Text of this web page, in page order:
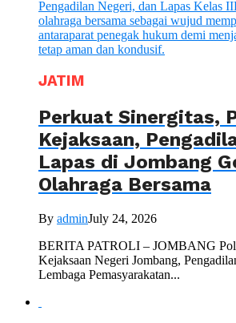
JATIM
Perkuat Sinergitas,
Kejaksaan,
Lapas di Jombang
Olahraga Bersama
By adminJuly 24, 2026
BERITA PATROLI – JOMBANG
Kejaksaan Negeri Jombang,
Lembaga Pemasyarakatan...